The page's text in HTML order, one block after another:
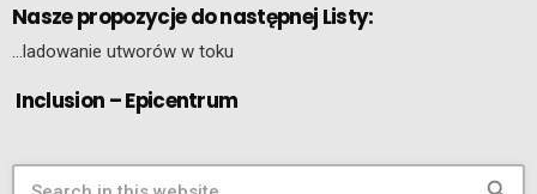
Nasze propozycje do następnej Listy:
…ladowanie utworów w toku
Inclusion – Epicentrum